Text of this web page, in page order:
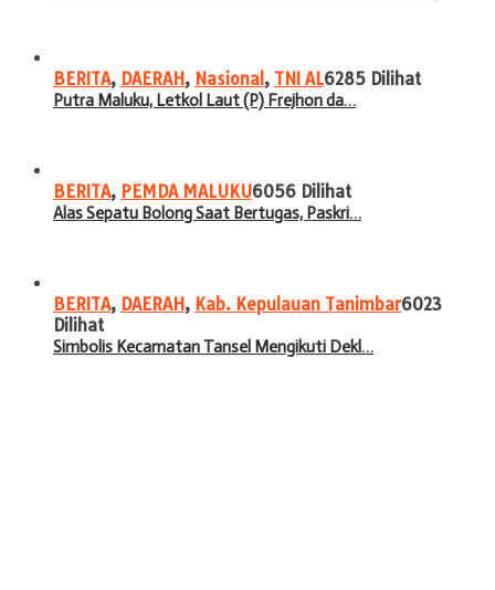
BERITA, DAERAH, Nasional , TNI AL6285 Dilihat
Putra Maluku, Letkol Laut (P) Frejhon da…
BERITA, PEMDA MALUKU6056 Dilihat
Alas Sepatu Bolong Saat Bertugas, Paskri…
BERITA, DAERAH, Kab. Kepulauan Tanimbar6023
Dilihat
Simbolis Kecamatan Tansel Mengikuti Dekl…